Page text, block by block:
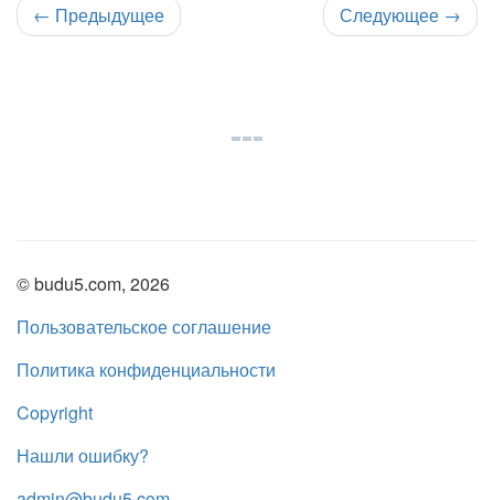
← Предыдущее Следующее →
© budu5.com, 2026
Пользовательское соглашение
Политика конфиденциальности
Copyright
Нашли ошибку?